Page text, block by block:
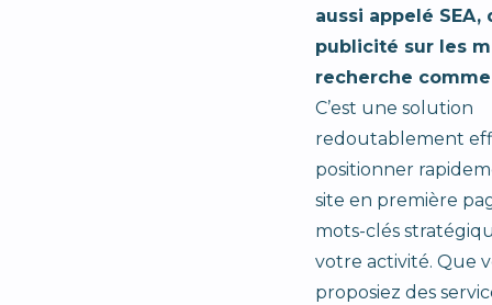
aussi appelé SEA,
publicité sur les
recherche
C’est une solution
redoutablement
positionner
site en première
mots-clés
votre activité. Que
proposiez des